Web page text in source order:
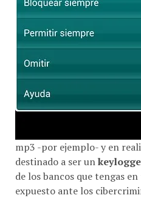
mp3 -por ejemplo- y en
destinado a ser un
de los bancos que tengas
expuesto ante los